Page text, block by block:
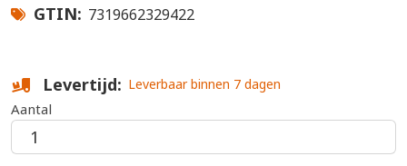
GTIN 7319662329422
Levertijd Leverbaar binnen 7 dagen
Aantal